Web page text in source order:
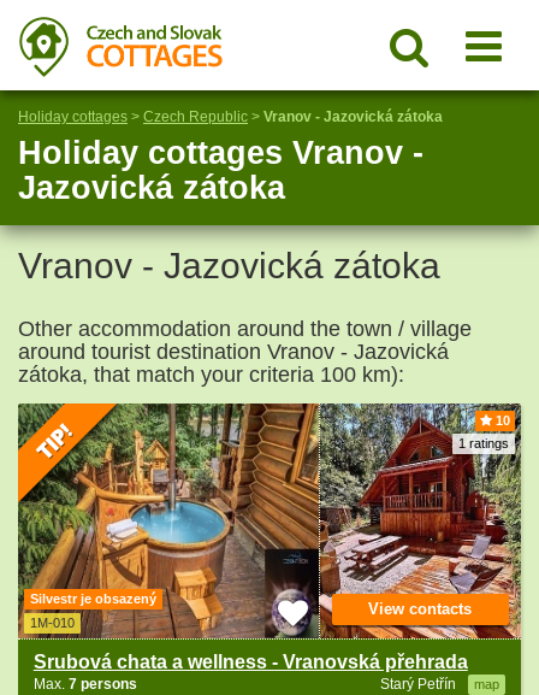
Holiday cottages > Czech Republic > Vranov - Jazovická zátoka
Holiday cottages Vranov -
Jazovická zátoka
Vranov - Jazovická zátoka
Other accommodation around the town / village
around tourist destination Vranov - Jazovická
zátoka, that match your criteria 100 km):
10
1 ratings
Silvestr je obsazený
1M-010
Srubová chata a wellness - Vranovská přehrada
Starý Petřín map
Max. 7 persons
View contacts